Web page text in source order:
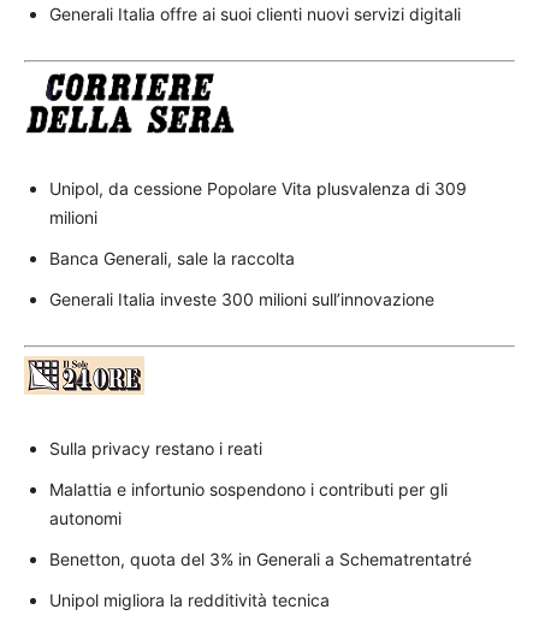
Generali Italia offre ai suoi clienti nuovi servizi digitali
Unipol, da cessione Popolare Vita plusvalenza di 309
milioni
Banca Generali, sale la raccolta
Generali Italia investe 300 milioni sull’innovazione
Sulla privacy restano i reati
Malattia e infortunio sospendono i contributi per gli
autonomi
Benetton, quota del 3% in Generali a Schematrentatré
Unipol migliora la redditività tecnica